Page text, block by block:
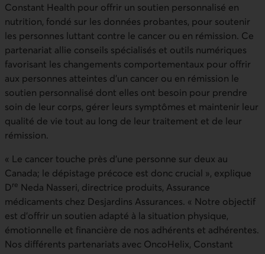
Constant Health pour offrir un soutien personnalisé en
nutrition, fondé sur les données probantes, pour soutenir
les personnes luttant contre le cancer ou en rémission. Ce
partenariat allie conseils spécialisés et outils numériques
favorisant les changements comportementaux pour offrir
aux personnes atteintes d’un cancer ou en rémission le
soutien personnalisé dont elles ont besoin pour prendre
soin de leur corps, gérer leurs symptômes et maintenir leur
qualité de vie tout au long de leur traitement et de leur
rémission.
« Le cancer touche près d’une personne sur deux au
Canada; le dépistage précoce est donc crucial », explique
Dre Neda Nasseri, directrice produits, Assurance
médicaments chez Desjardins Assurances. « Notre objectif
est d’offrir un soutien adapté à la situation physique,
émotionnelle et financière de nos adhérents et adhérentes.
Nos différents partenariats avec OncoHelix, Constant